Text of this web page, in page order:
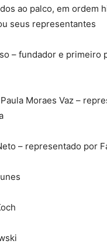
ao palco, em ordem
seus representantes
– fundador e primeiro
Moraes Vaz –
– representado por